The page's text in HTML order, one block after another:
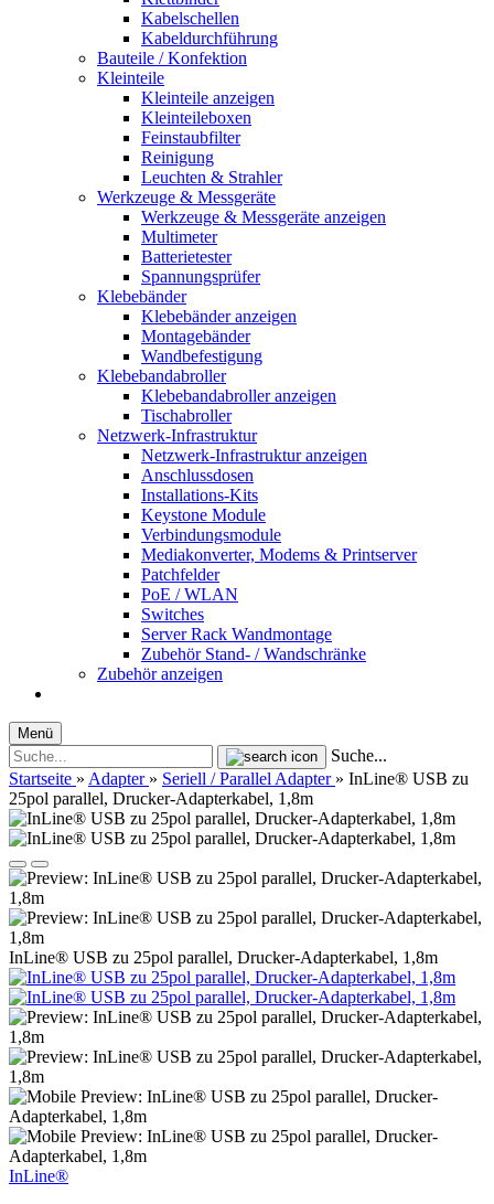
Kabelschellen
Kabeldurchführung
Bauteile / Konfektion
Kleinteile
Kleinteile anzeigen
Kleinteileboxen
Feinstaubfilter
Reinigung
Leuchten & Strahler
Werkzeuge & Messgeräte
Werkzeuge & Messgeräte anzeigen
Multimeter
Batterietester
Spannungsprüfer
Klebebänder
Klebebänder anzeigen
Montagebänder
Wandbefestigung
Klebebandabroller
Klebebandabroller anzeigen
Tischabroller
Netzwerk-Infrastruktur
Netzwerk-Infrastruktur anzeigen
Anschlussdosen
Installations-Kits
Keystone Module
Verbindungsmodule
Mediakonverter, Modems & Printserver
Patchfelder
PoE / WLAN
Switches
Server Rack Wandmontage
Zubehör Stand- / Wandschränke
Zubehör anzeigen
Menü
Suche...
Startseite » Adapter » Seriell / Parallel Adapter » InLine® USB zu
25pol parallel, Drucker-Adapterkabel, 1,8m
InLine® USB zu 25pol parallel, Drucker-Adapterkabel, 1,8m
InLine®